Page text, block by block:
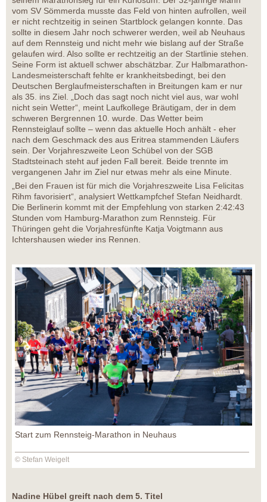
vom SV Sömmerda musste das Feld von hinten aufrollen, weil
er nicht rechtzeitig in seinen Startblock gelangen konnte. Das
sollte in diesem Jahr noch schwerer werden, weil ab Neuhaus
auf dem Rennsteig und nicht mehr wie bislang auf der Straße
gelaufen wird. Also sollte er rechtzeitig an der Startlinie stehen.
Seine Form ist aktuell schwer abschätzbar. Zur Halbmarathon-
Landesmeisterschaft fehlte er krankheitsbedingt, bei den
Deutschen Berglaufmeisterschaften in Breitungen kam er nur
als 35. ins Ziel. „Doch das sagt noch nicht viel aus, war wohl
nicht sein Wetter“, meint Laufkollege Bräutigam, der in dem
schweren Bergrennen 10. wurde. Das Wetter beim
Rennsteiglauf sollte – wenn das aktuelle Hoch anhält - eher
nach dem Geschmack des aus Eritrea stammenden Läufers
sein. Der Vorjahreszweite Leon Schübel von der SGB
Stadtsteinach steht auf jeden Fall bereit. Beide trennte im
vergangenen Jahr im Ziel nur etwas mehr als eine Minute.
„Bei den Frauen ist für mich die Vorjahreszweite Lisa Felicitas
Rihm favorisiert“, analysiert Wettkampfchef Stefan Neidhardt.
Die Berlinerin kommt mit der Empfehlung von starken 2:42:43
Stunden vom Hamburg-Marathon zum Rennsteig. Für
Thüringen geht die Vorjahresfünfte Katja Voigtmann aus
Ichtershausen wieder ins Rennen.
Start zum Rennsteig-Marathon in Neuhaus
© Stefan Weigelt
Nadine Hübel greift nach dem 5. Titel